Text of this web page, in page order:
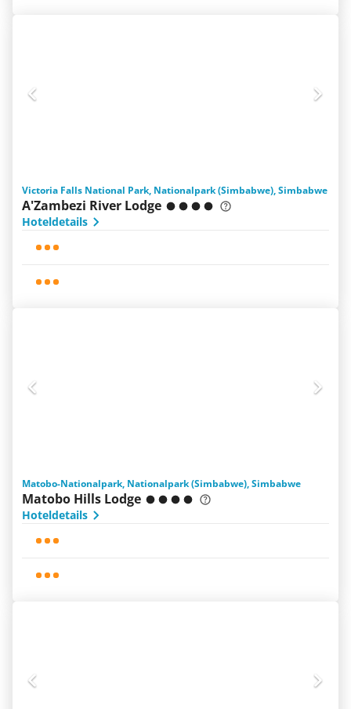
Victoria Falls National Park, Nationalpark (Simbabwe), Simbabwe
A'Zambezi River Lodge
Hoteldetails
Matobo-Nationalpark, Nationalpark (Simbabwe), Simbabwe
Matobo Hills Lodge
Hoteldetails